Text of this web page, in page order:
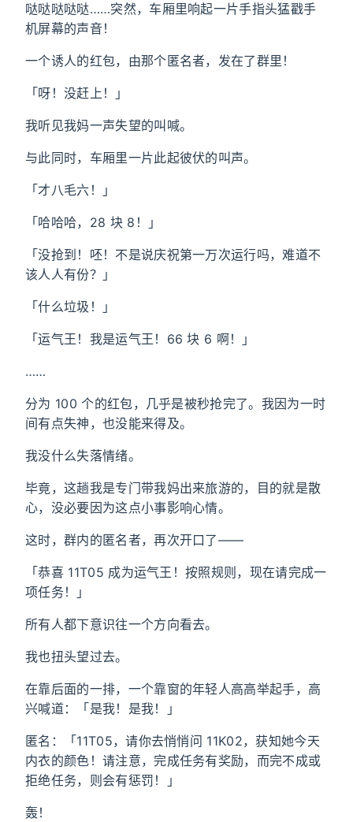
哒哒哒哒哒……突然，车厢里响起一片手指头猛戳手
机屏幕的声音！
一个诱人的红包，由那个匿名者，发在了群里！
「呀！没赶上！」
我听见我妈一声失望的叫喊。
与此同时，车厢里一片此起彼伏的叫声。
「才八毛六！」
「哈哈哈，28 块 8！」
「没抢到！呸！不是说庆祝第一万次运行吗，难道不
该人人有份？」
「什么垃圾！」
「运气王！我是运气王！66 块 6 啊！」
……
分为 100 个的红包，几乎是被秒抢完了。我因为一时
间有点失神，也没能来得及。
我没什么失落情绪。
毕竟，这趟我是专门带我妈出来旅游的，目的就是散
心，没必要因为这点小事影响心情。
这时，群内的匿名者，再次开口了——
「恭喜 11T05 成为运气王！按照规则，现在请完成一
项任务！」
所有人都下意识往一个方向看去。
我也扭头望过去。
在靠后面的一排，一个靠窗的年轻人高高举起手，高
兴喊道：「是我！是我！」
匿名：「11T05，请你去悄悄问 11K02，获知她今天
内衣的颜色！请注意，完成任务有奖励，而完不成或
拒绝任务，则会有惩罚！」
轰！